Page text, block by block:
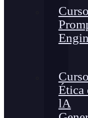
Ética
lA